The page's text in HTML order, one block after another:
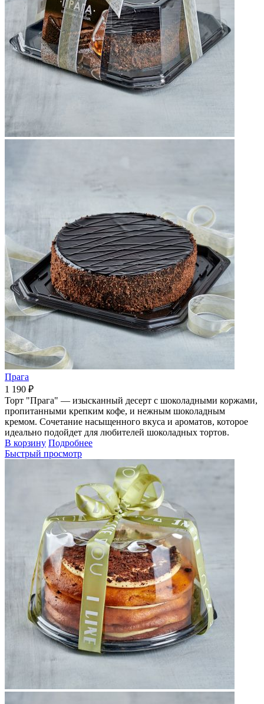
Прага
1 190 ₽
Торт "Прага" — изысканный десерт с шоколадными коржами,
пропитанными крепким кофе, и нежным шоколадным
кремом. Сочетание насыщенного вкуса и ароматов, которое
идеально подойдет для любителей шоколадных тортов.
В корзину Подробнее
Быстрый просмотр